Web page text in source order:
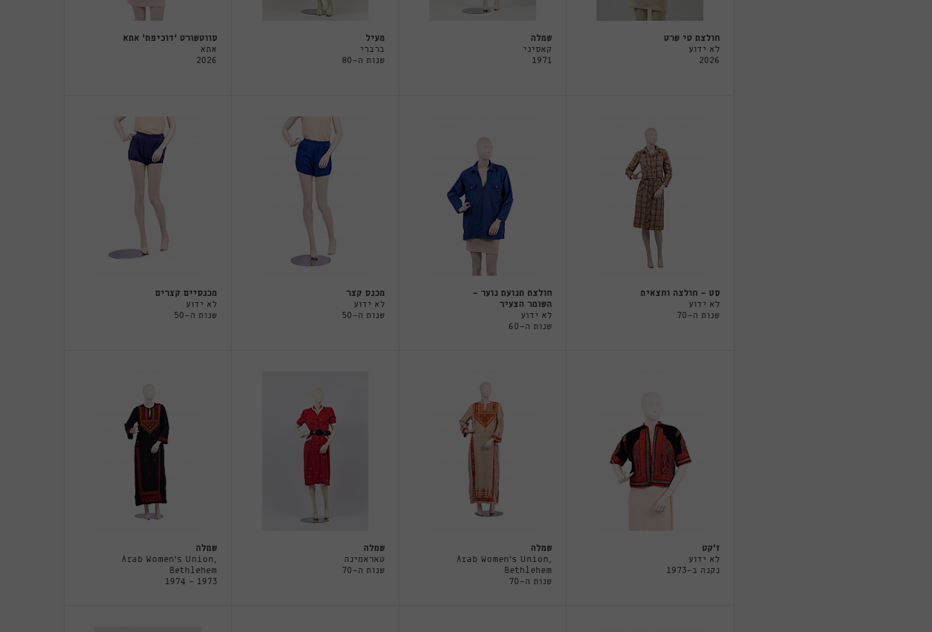
חולצת טי שרט
לא ידוע
2026
שמלה
קאסיני
1971
מעיל
ברברי
שנות ה-80
סווטשורט 'דוכיפת' אתא
אתא
2026
סט - חולצה וחצאית
לא ידוע
שנות ה-70
חולצת תנועת נוער -
השומר הצעיר
לא ידוע
שנות ה-60
מכנס קצר
לא ידוע
שנות ה-50
מכנסיים קצרים
לא ידוע
שנות ה-50
ז'קט
לא ידוע
נקנה ב-1973
שמלה
Arab Women's Union,
Bethlehem
שנות ה-70
שמלה
טאראמינה
שנות ה-70
שמלה
Arab Women's Union,
Bethlehem
1973 - 1974